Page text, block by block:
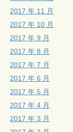
2017 年 11 月
2017 年 10 月
2017 年 9 月
2017 年 8 月
2017 年 7 月
2017 年 6 月
2017 年 5 月
2017 年 4 月
2017 年 3 月